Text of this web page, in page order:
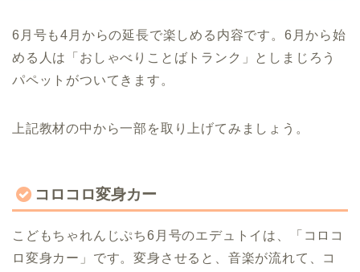
6月号も4月からの延長で楽しめる内容です。6月から始
める人は「おしゃべりことばトランク」としまじろう
パペットがついてきます。
上記教材の中から一部を取り上げてみましょう。
コロコロ変身カー
こどもちゃれんじぷち6月号のエデュトイは、「コロコ
ロ変身カー」です。変身させると、音楽が流れて、コ